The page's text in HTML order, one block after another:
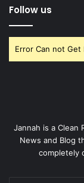
Follow us
Error Can not
Jannah is a Clean
News and Blog
completely